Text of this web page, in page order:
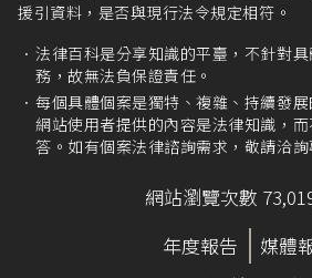
援引資料，是否與現行法令規定相符。
法律百科是分享知識的平臺，不針對
務，故無法負保證責任。
每個具體個案是獨特、複雜、持續發
網站使用者提供的內容是法律知識，
答。如有個案法律諮詢需求，敬請洽詢
網站瀏覽次數
年度報告
媒體